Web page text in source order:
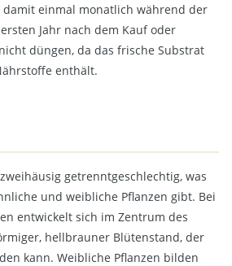
damit einmal monatlich während der
Jahr nach dem Kauf oder
düngen, da das frische Substrat
enthält.
getrenntgeschlechtig, was
und weibliche Pflanzen gibt. Bei
entwickelt sich im Zentrum des
hellbrauner Blütenstand, der
kann. Weibliche Pflanzen bilden